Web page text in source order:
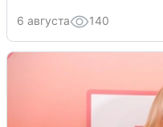
6 августа 140